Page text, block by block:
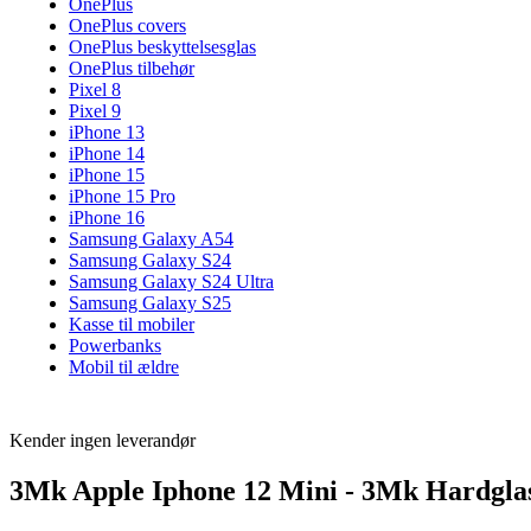
OnePlus
OnePlus covers
OnePlus beskyttelsesglas
OnePlus tilbehør
Pixel 8
Pixel 9
iPhone 13
iPhone 14
iPhone 15
iPhone 15 Pro
iPhone 16
Samsung Galaxy A54
Samsung Galaxy S24
Samsung Galaxy S24 Ultra
Samsung Galaxy S25
Kasse til mobiler
Powerbanks
Mobil til ældre
Kender ingen leverandør
3Mk Apple Iphone 12 Mini - 3Mk